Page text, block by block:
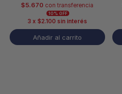
$5.670 con transferencia
10% OFF
3 x $2.100 sin interés
Añadir al carrito